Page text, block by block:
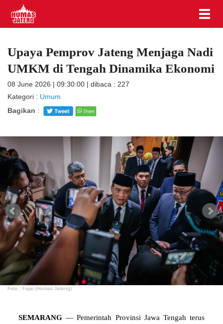
Upaya Pemprov Jateng Menjaga Nadi
UMKM di Tengah Dinamika Ekonomi
08 June 2026 | 09:30:00 | dibaca : 227
Kategori : Umum
Bagikan :
Foto : Fajar (Humas Jateng)
SEMARANG— Pemerintah Provinsi Jawa Tengah terus